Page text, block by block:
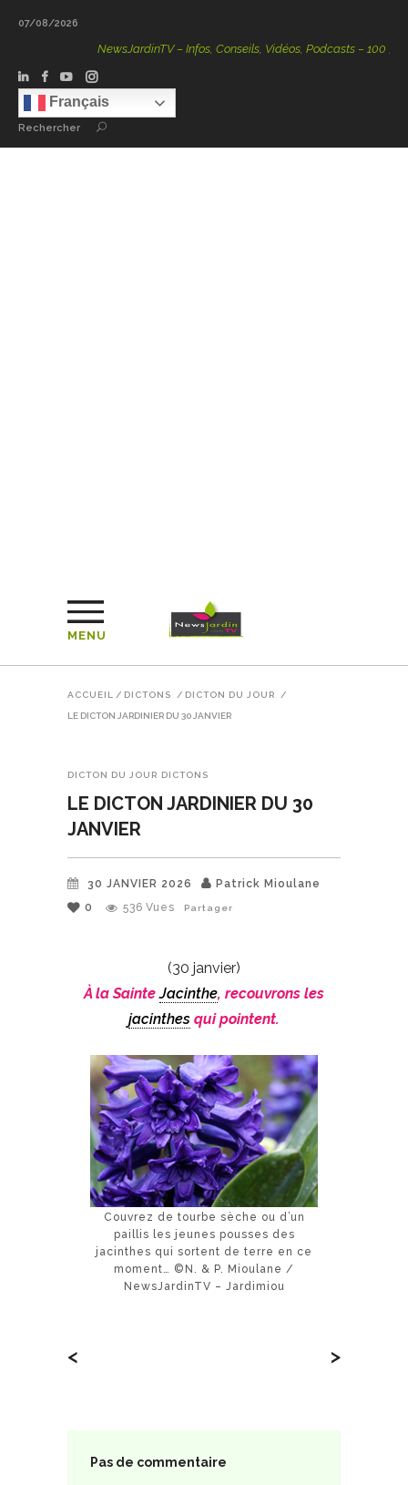
07/08/2026
NewsJardinTV – Infos, Conseils, Vidéos, Podcasts – 100 %
Français
Rechercher
MENU
ACCUEIL / DICTONS / DICTON DU JOUR /
LE DICTON JARDINIER DU 30 JANVIER
DICTON DU JOUR DICTONS
LE DICTON JARDINIER DU 30
JANVIER
30 JANVIER 2026
Patrick Mioulane
0
536 Vues Partager
(30 janvier)
À la SainteJacinthe, recouvrons les
jacinthes qui pointent.
Couvrez de tourbe sèche ou d’un
paillis les jeunes pousses des
jacinthes qui sortent de terre en ce
moment… ©N. & P. Mioulane /
NewsJardinTV – Jardimiou
< >
Pas de commentaire